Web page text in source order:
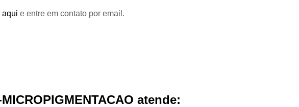
aqui e entre em contato por email.
atende: